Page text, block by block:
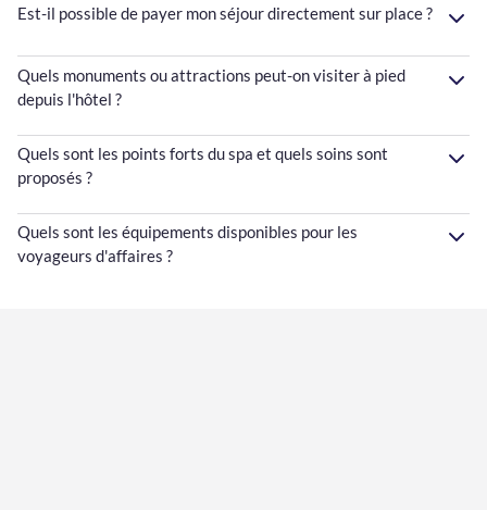
Est-il possible de payer mon séjour directement sur place ?
Quels monuments ou attractions peut-on visiter à pied
depuis l'hôtel ?
Quels sont les points forts du spa et quels soins sont
proposés ?
Quels sont les équipements disponibles pour les
voyageurs d'affaires ?